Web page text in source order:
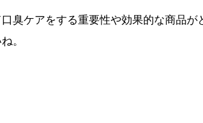
臭ケアをする重要性や効果的な商品が
。